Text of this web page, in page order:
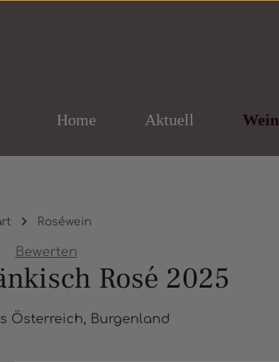
Home Aktuell Wein
Roséwein
Bewertung von 0 von 5 Sternen
Bewerten
Rosé 2025
Österreich, Burgenland